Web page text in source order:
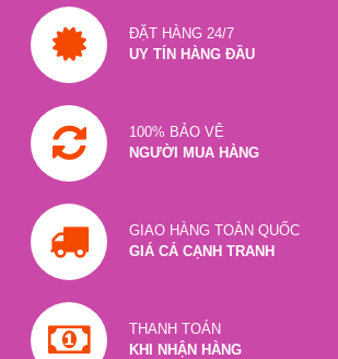
ĐẶT HÀNG 24/7
UY TÍN HÀNG ĐẦU
100% BẢO VỆ
NGƯỜI MUA HÀNG
GIAO HÀNG TOÀN QUỐC
GIÁ CẢ CẠNH TRANH
THANH TOÁN
KHI NHẬN HÀNG